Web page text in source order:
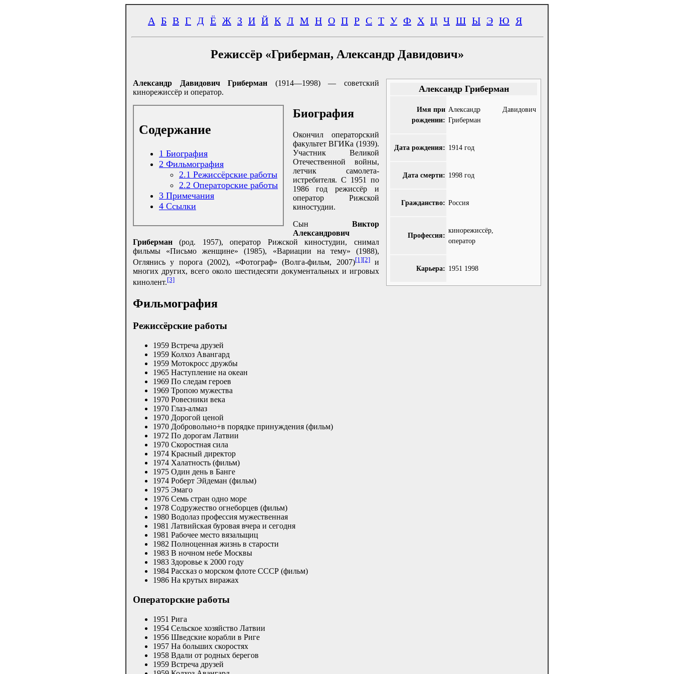
А Б В Г Д Ё Ж З И Й К Л М Н О П Р С Т У Ф Х Ц Ч Ш Ы Э Ю Я
Режиссёр «Гриберман, Александр Давидович»
Александр Гриберман
Имя при
рождении:
Александр Давидович
Гриберман
Дата рождения: 1914 год
Дата смерти: 1998 год
Гражданство: Россия
Профессия:
кинорежиссёр,
оператор
Карьера: 1951 1998
Александр Давидович Гриберман (1914—1998) — советский
кинорежиссёр и оператор.
Содержание
1 Биография
2 Фильмография
2.1 Режиссёрские работы
2.2 Операторские работы
3 Примечания
4 Ссылки
Биография
Окончил операторский
факультет ВГИКа (1939).
Участник Великой
Отечественной войны,
летчик самолета-
истребителя. С 1951 по
1986 год режиссёр и
оператор Рижской
киностудии.
Сын Виктор
Александрович
Гриберман (род. 1957), оператор Рижской киностудии, снимал
фильмы «Письмо женщине» (1985), «Вариации на тему» (1988),
Оглянись у порога (2002), «Фотограф» (Волга-фильм, 2007)[1][2]и
многих других, всего около шестидесяти документальных и игровых
кинолент.[3]
Фильмография
Режиссёрские работы
1959 Встреча друзей
1959 Колхоз Авангард
1959 Мотокросс дружбы
1965 Наступление на океан
1969 По следам героев
1969 Тропою мужества
1970 Ровесники века
1970 Глаз-алмаз
1970 Дорогой ценой
1970 Добровольно+в порядке принуждения (фильм)
1972 По дорогам Латвии
1970 Скоростная сила
1974 Красный директор
1974 Халатность (фильм)
1975 Один день в Банге
1974 Роберт Эйдеман (фильм)
1975 Эмаго
1976 Семь стран одно море
1978 Содружество огнеборцев (фильм)
1980 Водолаз профессия мужественная
1981 Латвийская буровая вчера и сегодня
1981 Рабочее место вязальщиц
1982 Полноценная жизнь в старости
1983 В ночном небе Москвы
1983 Здоровье к 2000 году
1984 Рассказ о морском флоте СССР (фильм)
1986 На крутых виражах
Операторские работы
1951 Рига
1954 Сельское хозяйство Латвии
1956 Шведские корабли в Риге
1957 На больших скоростях
1958 Вдали от родных берегов
1959 Встреча друзей